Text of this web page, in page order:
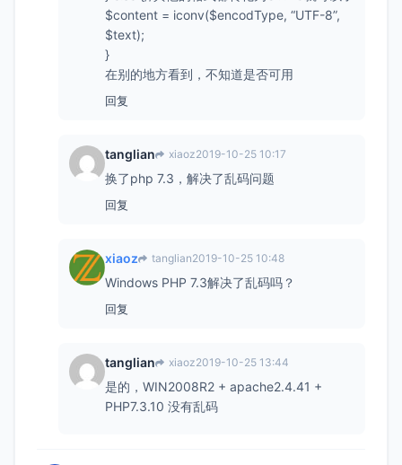
$content = iconv($encodType, “UTF-8”,
$text);
}
在别的地方看到，不知道是否可用
回复
tanglian xiaoz2019-10-25 10:17
换了php 7.3，解决了乱码问题
回复
xiaoz tanglian2019-10-25 10:48
Windows PHP 7.3解决了乱码吗？
回复
tanglian xiaoz2019-10-25 13:44
是的，WIN2008R2 + apache2.4.41 +
PHP7.3.10 没有乱码